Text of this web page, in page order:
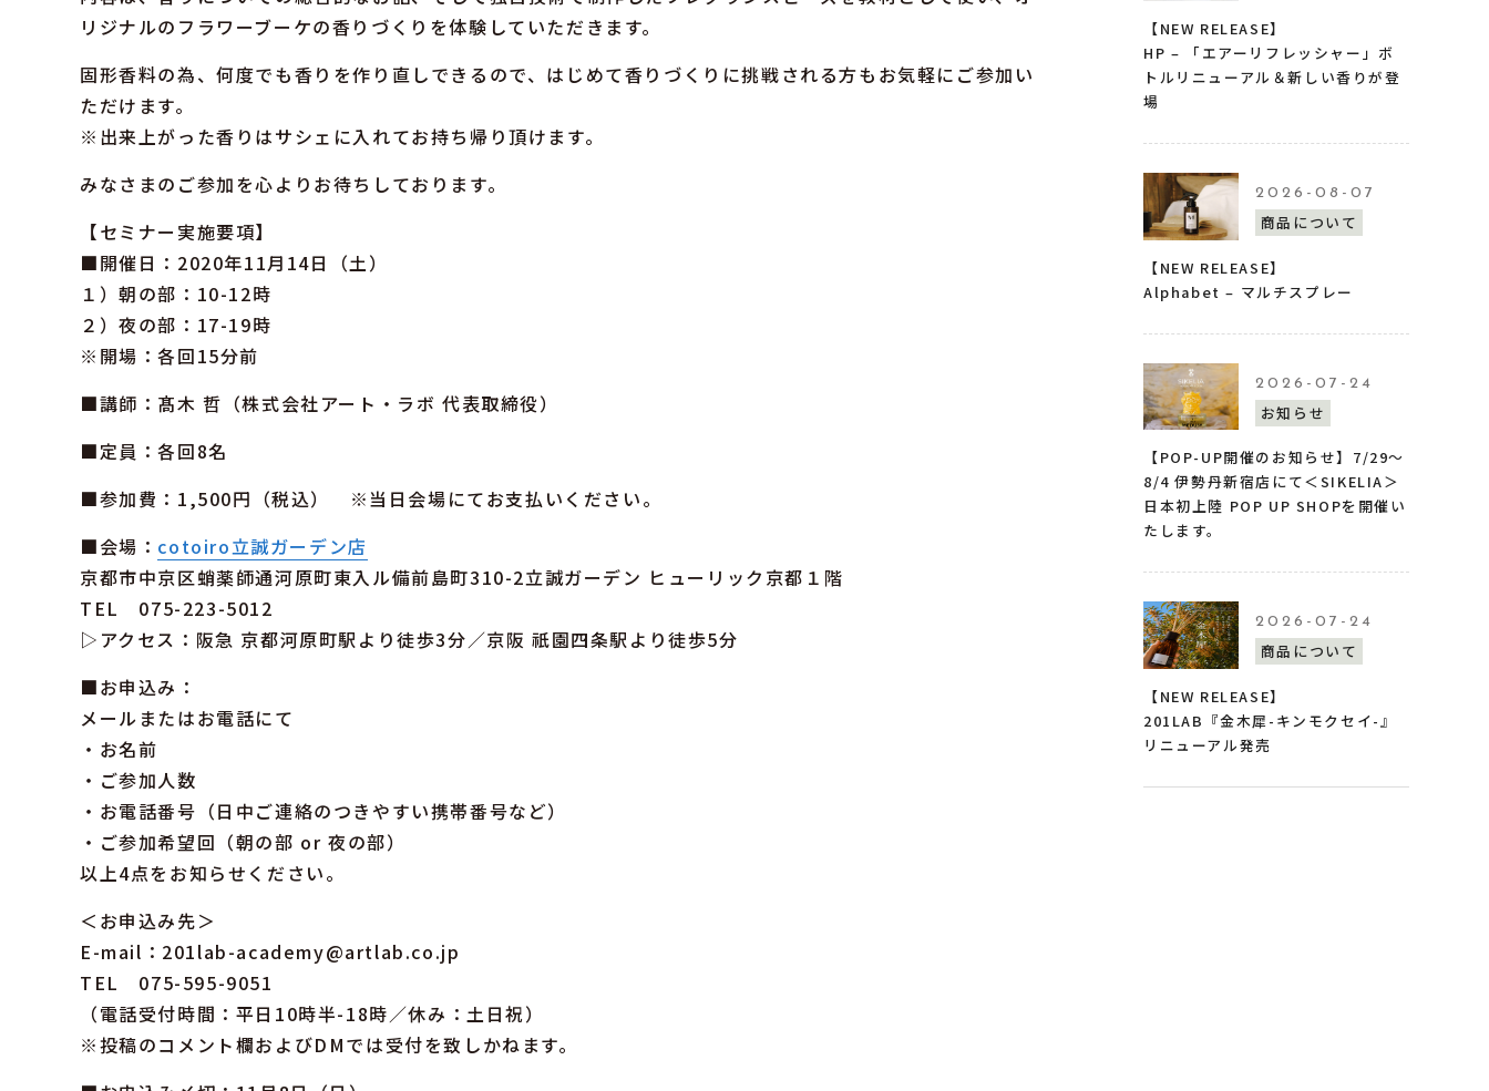
リジナルのフラワーブーケの香りづくりを体験していただきます。
固形香料の為、何度でも香りを作り直しできるので、はじめて香りづくりに挑戦される方もお気軽にご参加い
ただけます。
※出来上がった香りはサシェに入れてお持ち帰り頂けます。
みなさまのご参加を心よりお待ちしております。
【セミナー実施要項】
■開催日：2020年11月14日（土）
１）朝の部：10-12時
２）夜の部：17-19時
※開場：各回15分前
■講師：髙木 哲（株式会社アート・ラボ 代表取締役）
■定員：各回8名
■参加費：1,500円（税込） ※当日会場にてお支払いください。
■会場： cotoiro立誠ガーデン店
京都市中京区蛸薬師通河原町東入ル備前島町310-2立誠ガーデン ヒューリック京都１階
TEL 075-223-5012
▷アクセス：阪急 京都河原町駅より徒歩3分／京阪 祇園四条駅より徒歩5分
■お申込み：
メールまたはお電話にて
・お名前
・ご参加人数
・お電話番号（日中ご連絡のつきやすい携帯番号など）
・ご参加希望回（朝の部 or 夜の部）
以上4点をお知らせください。
＜お申込み先＞
E-mail：201lab-academy@artlab.co.jp
TEL 075-595-9051
（電話受付時間：平日10時半-18時／休み：土日祝）
※投稿のコメント欄およびDMでは受付を致しかねます。
【NEW RELEASE】
HP – 「エアーリフレッシャー」ボ
トルリニューアル＆新しい香りが登
場
2026-08-07
商品について
【NEW RELEASE】
Alphabet – マルチスプレー
2026-07-24
お知らせ
【POP-UP開催のお知らせ】7/29〜
8/4 伊勢丹新宿店にて＜SIKELIA＞
日本初上陸 POP UP SHOPを開催い
たします。
2026-07-24
商品について
【NEW RELEASE】
201LAB『金木犀-キンモクセイ-』
リニューアル発売